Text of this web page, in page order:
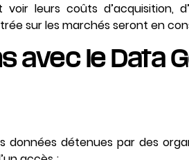
leurs coûts d’acquisition,
sur les marchés seront en
avec le Data
données détenues par des